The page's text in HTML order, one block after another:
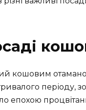
отаманом
періоду,
епохою